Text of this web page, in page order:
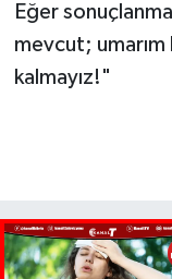
Eğer
mevcut; umarım
kalmayız!"